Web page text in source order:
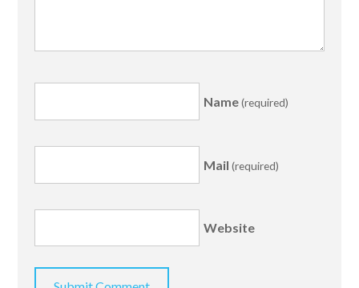
Name(required)
Mail (required)
Website